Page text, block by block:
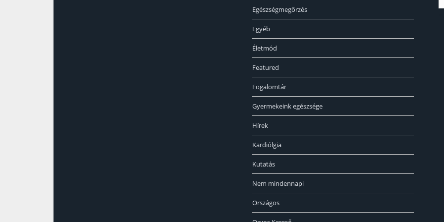
Egészségmegőrzés
Egyéb
Életmód
Featured
Fogalomtár
Gyermekeink egészsége
Hírek
Kardiólgia
Kutatás
Nem mindennapi
Országos